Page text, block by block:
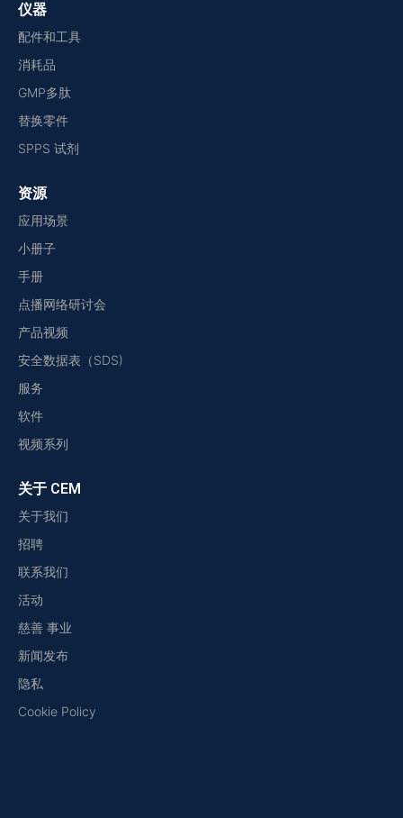
仪器
配件和工具
消耗品
GMP多肽
替换零件
SPPS 试剂
资源
应用场景
小册子
手册
点播网络研讨会
产品视频
安全数据表（SDS)
服务
软件
视频系列
关于 CEM
关于我们
招聘
联系我们
活动
慈善 事业
新闻发布
隐私
Cookie Policy